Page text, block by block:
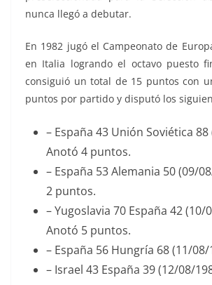
nunca llegó a debutar.
En 1982 jugó el Campeonato de
en Italia logrando el octavo puesto
consiguió un total de 15 puntos con
puntos por partido y disputó los
– España 43 Unión Soviética
Anotó 4 puntos.
– España 53 Alemania 50 (09/
2 puntos.
– Yugoslavia 70 España 42 (10/
Anotó 5 puntos.
– España 56 Hungría 68 (11/08/
– Israel 43 España 39 (12/08/